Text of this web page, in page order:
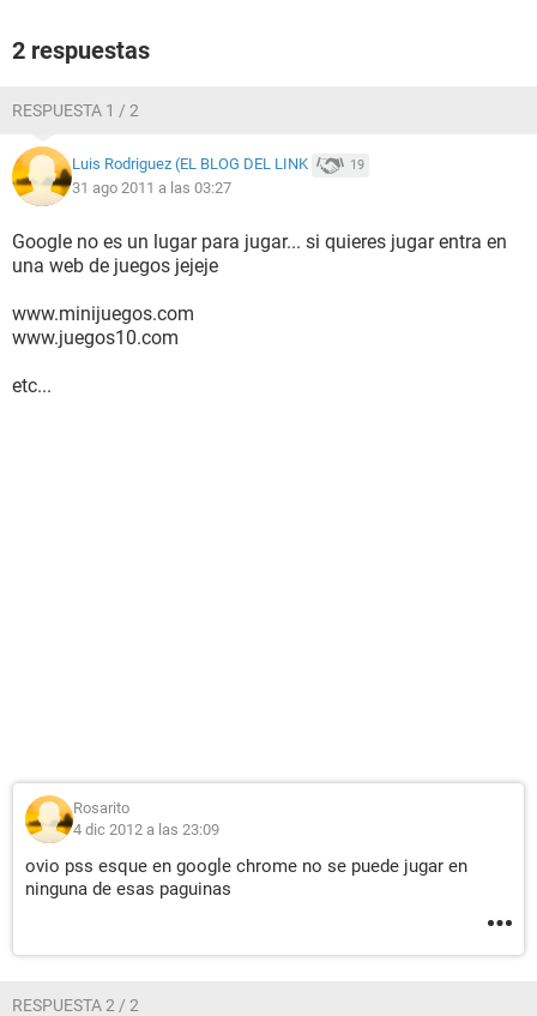
2 respuestas
RESPUESTA 1 / 2
Luis Rodriguez (EL BLOG DEL LINK 19
31 ago 2011 a las 03:27
Google no es un lugar para jugar... si quieres jugar entra en
una web de juegos jejeje
www.minijuegos.com
www.juegos10.com
etc...
Rosarito
4 dic 2012 a las 23:09
ovio pss esque en google chrome no se puede jugar en
ninguna de esas paguinas
RESPUESTA 2 / 2